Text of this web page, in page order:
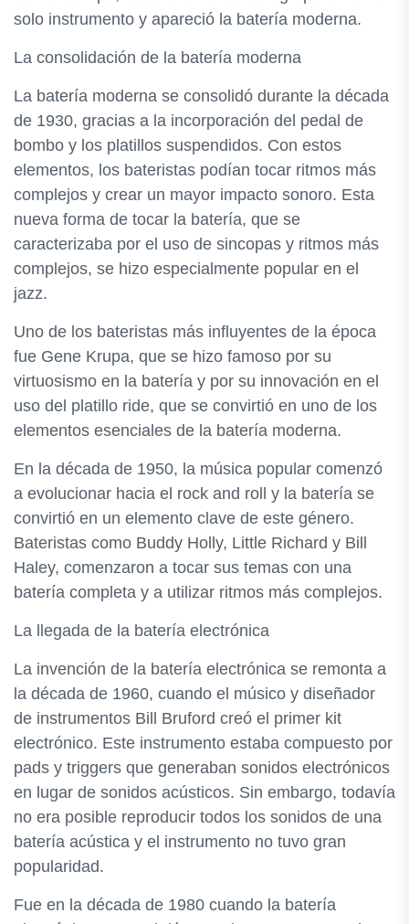
solo instrumento y apareció la batería moderna.
La consolidación de la batería moderna
La batería moderna se consolidó durante la década
de 1930, gracias a la incorporación del pedal de
bombo y los platillos suspendidos. Con estos
elementos, los bateristas podían tocar ritmos más
complejos y crear un mayor impacto sonoro. Esta
nueva forma de tocar la batería, que se
caracterizaba por el uso de sincopas y ritmos más
complejos, se hizo especialmente popular en el
jazz.
Uno de los bateristas más influyentes de la época
fue Gene Krupa, que se hizo famoso por su
virtuosismo en la batería y por su innovación en el
uso del platillo ride, que se convirtió en uno de los
elementos esenciales de la batería moderna.
En la década de 1950, la música popular comenzó
a evolucionar hacia el rock and roll y la batería se
convirtió en un elemento clave de este género.
Bateristas como Buddy Holly, Little Richard y Bill
Haley, comenzaron a tocar sus temas con una
batería completa y a utilizar ritmos más complejos.
La llegada de la batería electrónica
La invención de la batería electrónica se remonta a
la década de 1960, cuando el músico y diseñador
de instrumentos Bill Bruford creó el primer kit
electrónico. Este instrumento estaba compuesto por
pads y triggers que generaban sonidos electrónicos
en lugar de sonidos acústicos. Sin embargo, todavía
no era posible reproducir todos los sonidos de una
batería acústica y el instrumento no tuvo gran
popularidad.
Fue en la década de 1980 cuando la batería